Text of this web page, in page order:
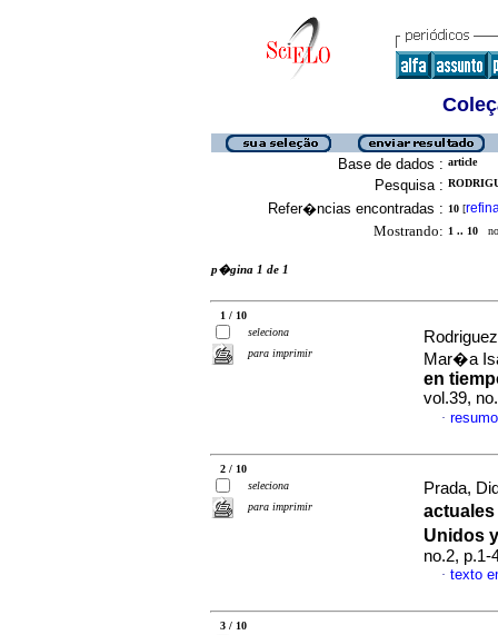
Base de dados : article
Pesquisa :
Refer�ncias encontradas : 10 [
Mostrando: 1 .. 10
p�gina 1 de 1
1 / 10
seleciona
para imprimir
Mar�a
en
vol.39,
·
2 / 10
seleciona
para imprimir
Prada,
Unidos
no.2, p.1-
· texto
3 / 10